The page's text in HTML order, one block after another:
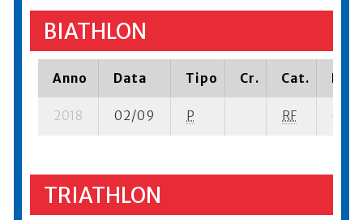
BIATHLON
Anno Data Tipo Cr. Cat.
2018 02/09 P RF 6 su-
TRIATHLON